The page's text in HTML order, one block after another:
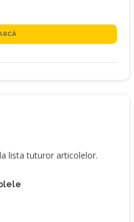
lista tuturor articolelor.